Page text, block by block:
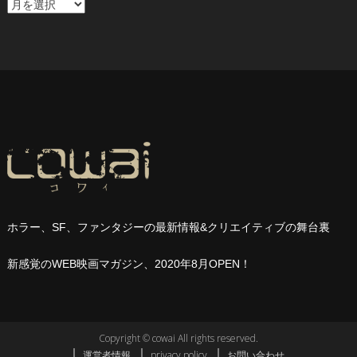
ホラー、SF 、ファンタジーの最新情報&クリエイティブの舞台裏
新感覚のWEB映画マガジン、 2020年8 月OPEN ！
Copyright © cowai All rights reserved.